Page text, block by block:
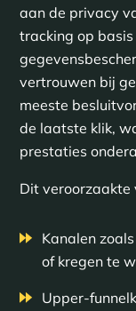
aan de privacy
tracking op basis
vertrouwen bij
meeste
de laatste klik,
prestaties
Dit veroorzaakte
Kanalen
of kregen te
Upper-